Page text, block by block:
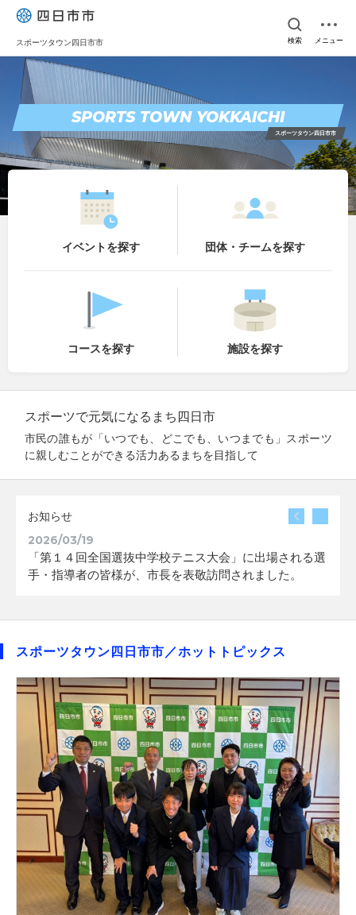
スポーツタウン四日市市 検索 メニュー
イベントを探す 団体・チームを探す
コースを探す 施設を探す
SPORTS TOWN YOKKAICHI
スポーツタウン四日市市
スポーツで元気になるまち四日市
市民の誰もが「いつでも、どこでも、いつまでも」スポーツ
に親しむことができる活力あるまちを目指して
お知らせ
2026/03/19
「第１４回全国選抜中学校テニス大会」に出場される選
手・指導者の皆様が、市長を表敬訪問されました。
スポーツタウン四日市市／ホットトピックス